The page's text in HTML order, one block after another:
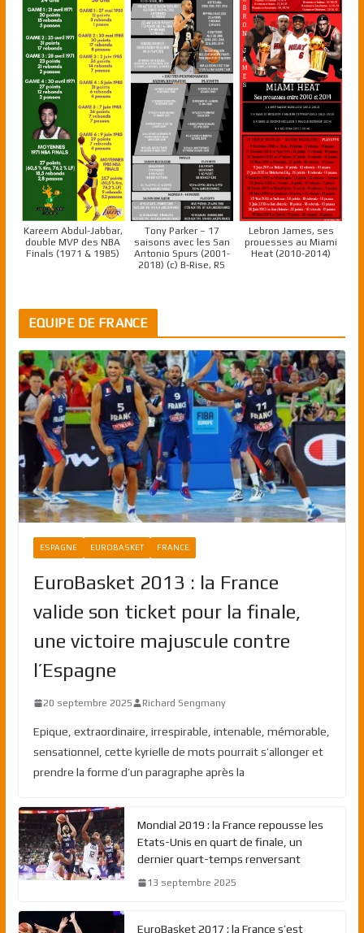
Kareem Abdul-Jabbar,
double MVP des NBA
Finals (1971 & 1985)
Tony Parker – 17
saisons avec les San
Antonio Spurs (2001-
2018) (c) B-Rise, RS
Lebron James, ses
prouesses au Miami
Heat (2010-2014)
EQUIPE DE FRANCE
ESPAGNE EUROBASKET FRANCE
EuroBasket 2013 : la France
valide son ticket pour la finale,
une victoire majuscule contre
l’Espagne
20 septembre 2025 Richard Sengmany
Epique, extraordinaire, irrespirable, intenable, mémorable,
sensationnel, cette kyrielle de mots pourrait s’allonger et
prendre la forme d’un paragraphe après la
Mondial 2019 : la France repousse les
Etats-Unis en quart de finale, un
dernier quart-temps renversant
13 septembre 2025
EuroBasket 2017 : la France s’est